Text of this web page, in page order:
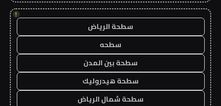
!
سطحة الرياض
سطحه
سطحة بين المدن
سطحة هيدروليك
سطحة شمال الرياض